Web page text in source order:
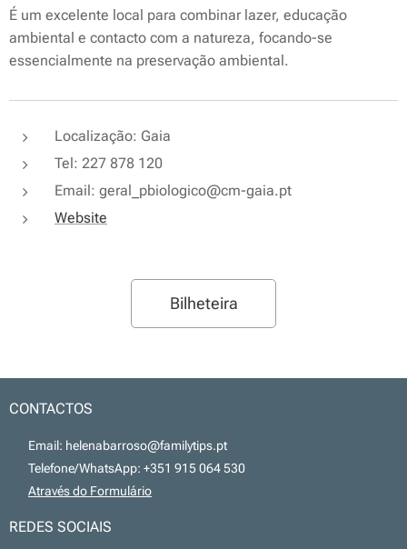
É um excelente local para combinar lazer, educação
ambiental e contacto com a natureza, focando-se
essencialmente na preservação ambiental.
Localização: Gaia
Tel: 227 878 120
Email: geral_pbiologico@cm-gaia.pt
Website
Bilheteira
CONTACTOS
📧 Email: helenabarroso@familytips.pt
📞 Telefone/WhatsApp: +351 915 064 530
Através do Formulário
REDES SOCIAIS